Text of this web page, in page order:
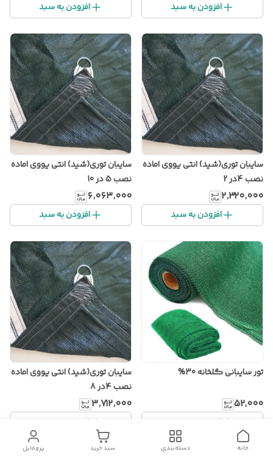
افزودن به سبد افزودن به سبد
سایبان توری(شید) انتی یووی اماده
نصب 4در 2
۲٬۳۲۰٬۰۰۰
افزودن به سبد
سایبان توری(شید) انتی یووی اماده
نصب 5 در 10
۶٬۰۶۳٬۰۰۰
افزودن به سبد
تور سایبانی گلخانه 30%
۵۲٬۰۰۰
افزودن به سبد
سایبان توری(شید) انتی یووی اماده
نصب 4در 8
۳٬۷۱۲٬۰۰۰
افزودن به سبد
پروفایل سبد خرید دسته‌بندی خانه